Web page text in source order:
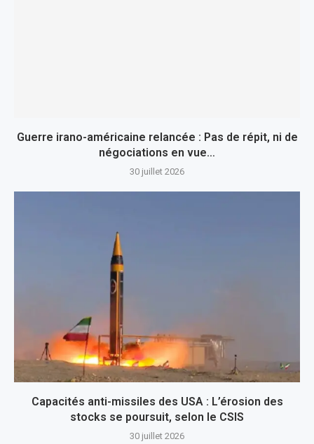
Guerre irano-américaine relancée : Pas de répit, ni de
négociations en vue…
30 juillet 2026
Capacités anti-missiles des USA : L’érosion des
stocks se poursuit, selon le CSIS
30 juillet 2026